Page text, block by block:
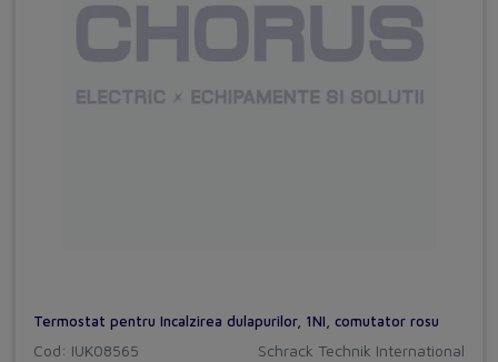
Termostat pentru Incalzirea dulapurilor, 1NI, comutator rosu
Cod: IUK08565 Schrack Technik International